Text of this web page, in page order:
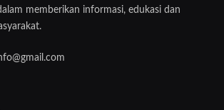
memberikan informasi, edukasi dan